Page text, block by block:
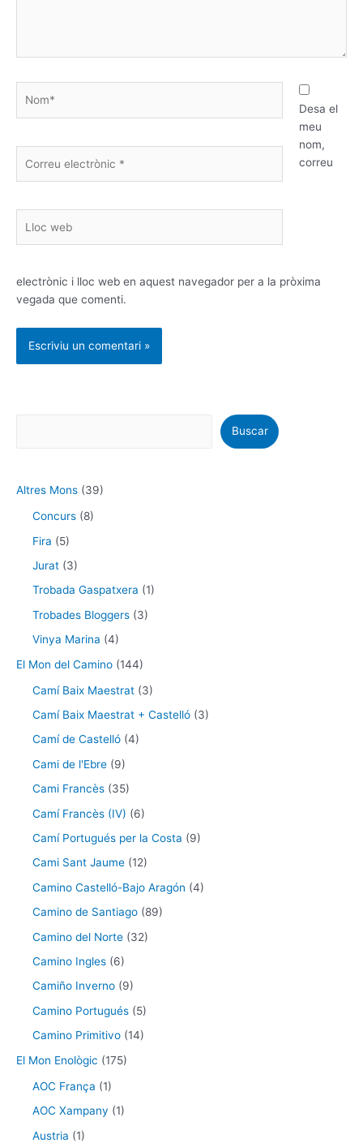
electrònic
web
Desa el
meu
nom,
correu
electrònic i lloc web en aquest navegador per a la pròxima
vegada que comenti.
Buscar
Altres Mons (39)
Concurs (8)
Fira (5)
Jurat (3)
Trobada Gaspatxera (1)
Trobades Bloggers (3)
Vinya Marina (4)
El Mon del Camino (144)
Camí Baix Maestrat (3)
Camí Baix Maestrat + Castelló (3)
Camí de Castelló (4)
Cami de l'Ebre (9)
Cami Francès (35)
Camí Francès (IV) (6)
Camí Portugués per la Costa (9)
Cami Sant Jaume (12)
Camino Castelló-Bajo Aragón (4)
Camino de Santiago (89)
Camino del Norte (32)
Camino Ingles (6)
Camiño Inverno (9)
Camino Portugués (5)
Camino Primitivo (14)
El Mon Enològic (175)
AOC França (1)
AOC Xampany (1)
Austria (1)